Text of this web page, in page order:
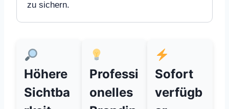
zu sichern.
Höhere
Sichtba
Professi
onelles
Sofort
verfügb